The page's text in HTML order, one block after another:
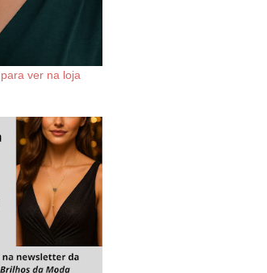
ver na loja